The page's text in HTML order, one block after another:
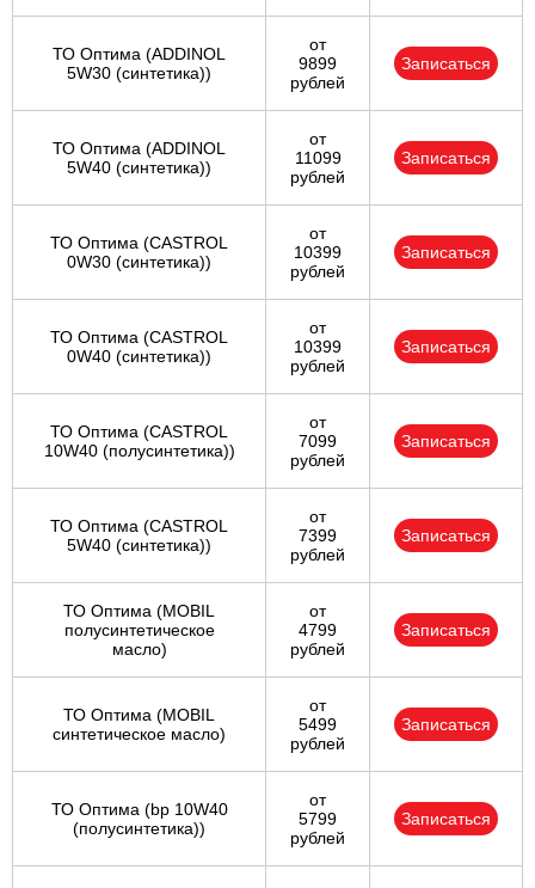
ТО Оптима (ADDINOL
5W30 (синтетика))
от
9899
рублей
Записаться
ТО Оптима (ADDINOL
5W40 (синтетика))
от
11099
рублей
Записаться
ТО Оптима (CASTROL
0W30 (синтетика))
от
10399
рублей
Записаться
ТО Оптима (CASTROL
0W40 (синтетика))
от
10399
рублей
Записаться
ТО Оптима (CASTROL
10W40 (полусинтетика))
от
7099
рублей
Записаться
ТО Оптима (CASTROL
5W40 (синтетика))
от
7399
рублей
Записаться
ТО Оптима (MOBIL
полусинтетическое
масло)
от
4799
рублей
Записаться
ТО Оптима (MOBIL
синтетическое масло)
от
5499
рублей
Записаться
ТО Оптима (bp 10W40
(полусинтетика))
от
5799
рублей
Записаться